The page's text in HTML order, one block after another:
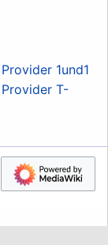
1und1
T-